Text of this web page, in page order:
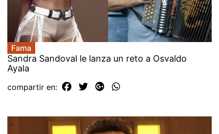
Fama
Sandra Sandoval le lanza un reto a Osvaldo
Ayala
compartir en: